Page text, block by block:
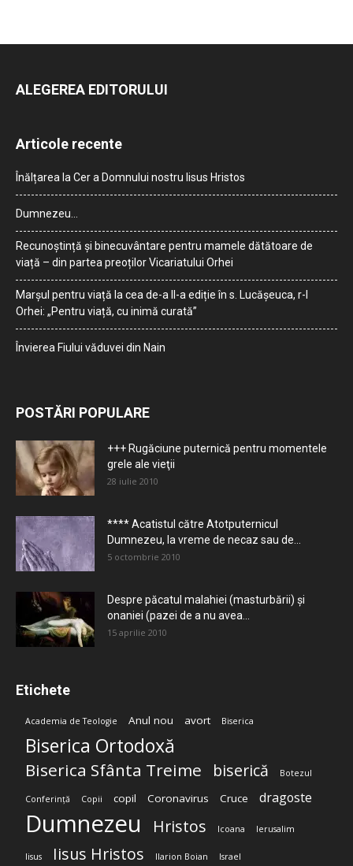
ALEGEREA EDITORULUI
Articole recente
Înălțarea la Cer a Domnului nostru Iisus Hristos
Dumnezeu…
Recunoștință și binecuvântare pentru mamele dătătoare de
viață – din partea preoților Vicariatului Orhei
Marșul pentru viață la cea de-a II-a ediție în s. Lucășeuca, r-l
Orhei: „Pentru viață, cu inimă curată”
Învierea Fiului văduvei din Nain
POSTĂRI POPULARE
+++ Rugăciune puternică pentru momentele
grele ale vieţii
28 iulie 2010
**** Acatistul către Atotputernicul
Dumnezeu, la vreme de necaz sau de...
5 octombrie 2010
Despre păcatul malahiei (masturbării) şi
onaniei (pazei de a nu avea...
15 aprilie 2010
Etichete
Academia de Teologie Anul nou avort Biserica
Biserica Ortodoxă
Biserica Sfânta Treime biserică Botezul
Conferință Copii copil Coronavirus Cruce dragoste
Dumnezeu Hristos Icoana Ierusalim
Iisus Iisus Hristos Ilarion Boian Israel